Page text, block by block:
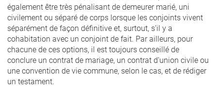
également être très pénalisant de demeurer marié, uni
civilement ou séparé de corps lorsque les conjoints vivent
séparément de façon définitive et, surtout, s’il y a
cohabitation avec un conjoint de fait. Par ailleurs, pour
chacune de ces options, il est toujours conseillé de
conclure un contrat de mariage, un contrat d’union civile ou
une convention de vie commune, selon le cas, et de rédiger
un testament.